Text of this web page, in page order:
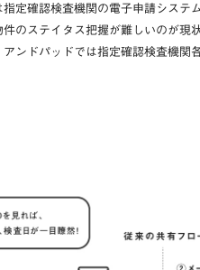
定確認検査機関の電子申請シス
のステイタス把握が難しいのが現状
ンドパッドでは指定確認検査機関